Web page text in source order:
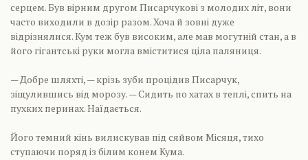
серцем. Був вірним другом Писарчукові з молодих літ, вони
часто виходили в дозір разом. Хоча й зовні дуже
відрізнялися. Кум теж був високим, але мав могутній стан, а в
його гігантські руки могла вміститися ціла паляниця.
— Добре шляхті, — крізь зуби процідив Писарчук,
зіщулившись від морозу. — Сидить по хатах в теплі, спить на
пухких перинах. Наїдається.
Його темний кінь вилискував під сяйвом Місяця, тихо
ступаючи поряд із білим конем Кума.